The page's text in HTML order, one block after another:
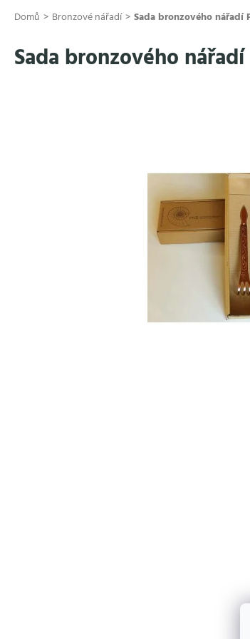
Domů Bronzové nářadí Sada bronzového nářadí
Sada bronzového